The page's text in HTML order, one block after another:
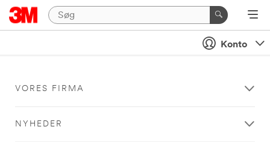
Konto
VORES FIRMA
NYHEDER